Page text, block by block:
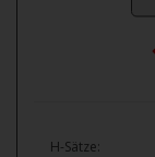
H-Sätze: